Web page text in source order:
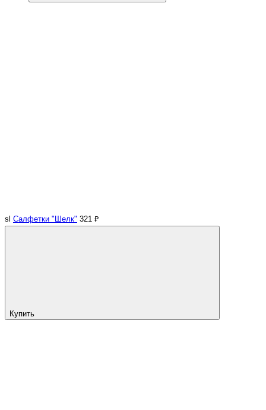
sl Салфетки "Шелк" 321 ₽
Купить